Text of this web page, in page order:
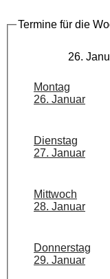
Termine für die
26.
Montag
26. Januar
Dienstag
27. Januar
Mittwoch
28. Januar
Donnerstag
29. Januar